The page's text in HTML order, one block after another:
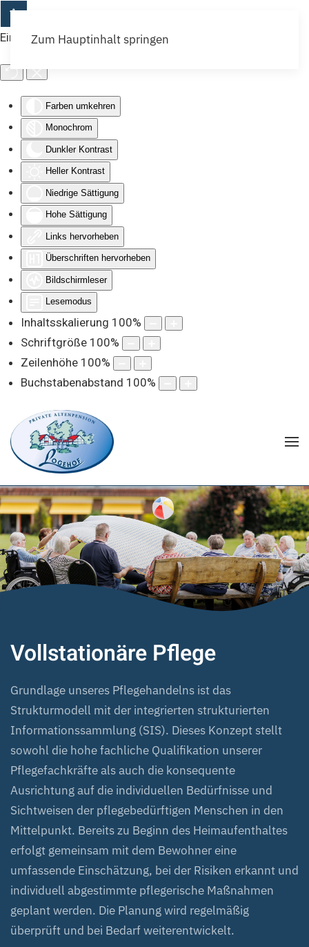
Eingabehilfen öffnen
Farben umkehren
Monochrom
Dunkler Kontrast
Heller Kontrast
Niedrige Sättigung
Hohe Sättigung
Links hervorheben
Überschriften hervorheben
Bildschirmleser
Lesemodus
Inhaltsskalierung 100%
Schriftgröße 100%
Zeilenhöhe 100%
Buchstabenabstand 100%
Zum Hauptinhalt springen
Vollstationäre Pflege
Grundlage unseres Pflegehandelns ist das
Strukturmodell mit der integrierten strukturierten
Informationssammlung (SIS). Dieses Konzept stellt
sowohl die hohe fachliche Qualifikation unserer
Pflegefachkräfte als auch die konsequente
Ausrichtung auf die individuellen Bedürfnisse und
Sichtweisen der pflegebedürftigen Menschen in den
Mittelpunkt. Bereits zu Beginn des Heimaufenthaltes
erfolgt gemeinsam mit dem Bewohner eine
umfassende Einschätzung, bei der Risiken erkannt und
individuell abgestimmte pflegerische Maßnahmen
geplant werden. Die Planung wird regelmäßig
überprüft und bei Bedarf weiterentwickelt.